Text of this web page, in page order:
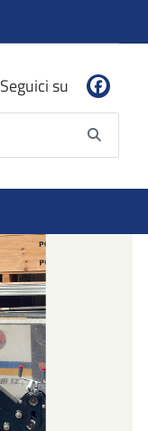
Seguici su